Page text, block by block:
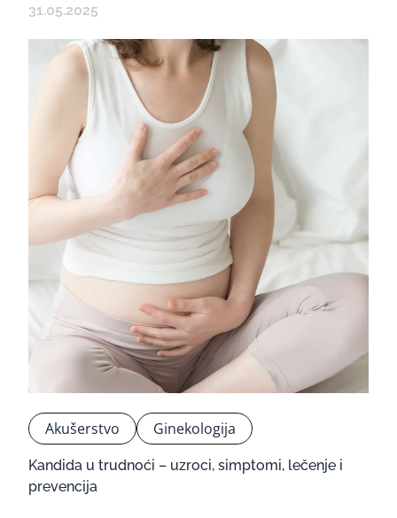
31.05.2025
Akušerstvo Ginekologija
Kandida u trudnoći – uzroci, simptomi, lečenje i
prevencija